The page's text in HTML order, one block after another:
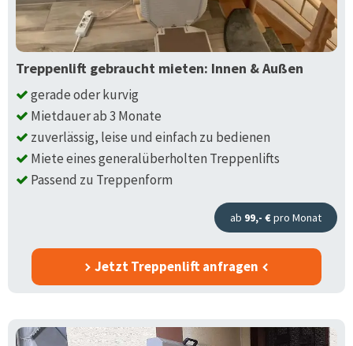
Treppenlift gebraucht mieten: Innen & Außen
gerade oder kurvig
Mietdauer ab 3 Monate
zuverlässig, leise und einfach zu bedienen
Miete eines generalüberholten Treppenlifts
Passend zu Treppenform
ab 99,- €pro Monat
Jetzt Treppenlift anfragen